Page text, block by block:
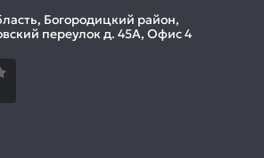
Богородицкий район,
переулок д. 45А, Офис 4